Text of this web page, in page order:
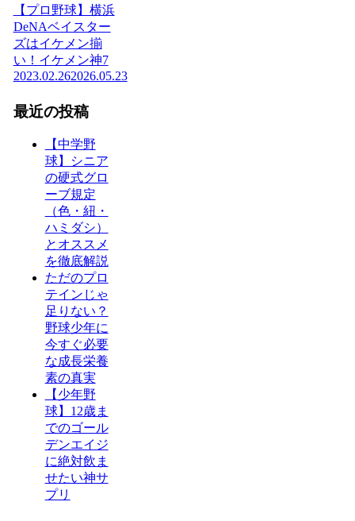
【プロ野球】横浜
DeNAベイスター
ズはイケメン揃
い！イケメン神7
2023.02.262026.05.23
最近の投稿
【中学野
球】シニア
の硬式グロ
ーブ規定
（色・紐・
ハミダシ）
とオススメ
を徹底解説
ただのプロ
テインじゃ
足りない？
野球少年に
今すぐ必要
な成長栄養
素の真実
【少年野
球】12歳ま
でのゴール
デンエイジ
に絶対飲ま
せたい神サ
プリ